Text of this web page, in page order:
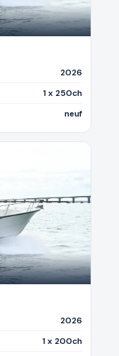
2026
1 x 250ch
neuf
2026
1 x 200ch